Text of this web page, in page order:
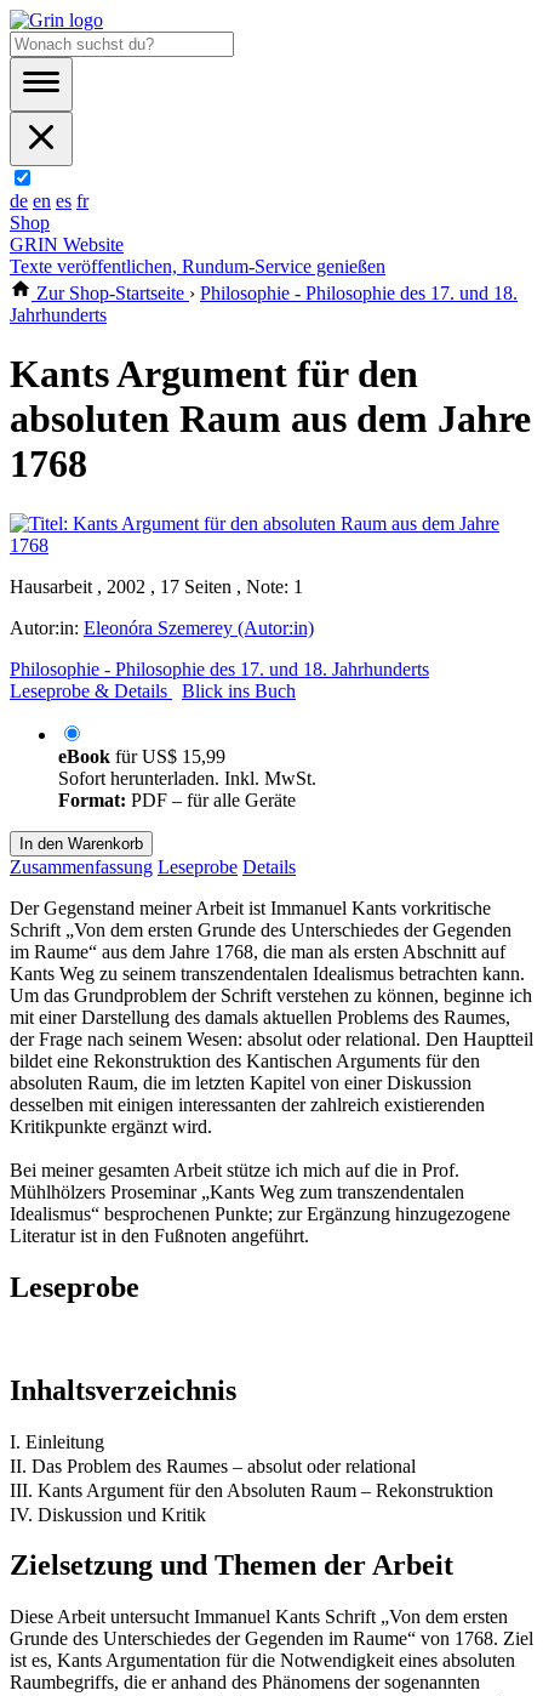
de en es fr
Shop
GRIN Website
Texte veröffentlichen, Rundum-Service genießen
Zur Shop-Startseite › Philosophie - Philosophie des 17. und 18.
Jahrhunderts
Kants Argument für den
absoluten Raum aus dem Jahre
1768
Hausarbeit , 2002 , 17 Seiten , Note: 1
Autor:in: Eleonóra Szemerey (Autor:in)
Philosophie - Philosophie des 17. und 18. Jahrhunderts
Leseprobe & Details
Blick ins Buch
eBook fürUS$ 15,99
Sofort herunterladen. Inkl. MwSt.
Format: PDF – für alle Geräte
In den Warenkorb
Zusammenfassung Leseprobe Details
Der Gegenstand meiner Arbeit ist Immanuel Kants vorkritische
Schrift „Von dem ersten Grunde des Unterschiedes der Gegenden
im Raume“ aus dem Jahre 1768, die man als ersten Abschnitt auf
Kants Weg zu seinem transzendentalen Idealismus betrachten kann.
Um das Grundproblem der Schrift verstehen zu können, beginne ich
mit einer Darstellung des damals aktuellen Problems des Raumes,
der Frage nach seinem Wesen: absolut oder relational. Den Hauptteil
bildet eine Rekonstruktion des Kantischen Arguments für den
absoluten Raum, die im letzten Kapitel von einer Diskussion
desselben mit einigen interessanten der zahlreich existierenden
Kritikpunkte ergänzt wird.
Bei meiner gesamten Arbeit stütze ich mich auf die in Prof.
Mühlhölzers Proseminar „Kants Weg zum transzendentalen
Idealismus“ besprochenen Punkte; zur Ergänzung hinzugezogene
Literatur ist in den Fußnoten angeführt.
Leseprobe
Inhaltsverzeichnis
I. Einleitung
II. Das Problem des Raumes – absolut oder relational
III. Kants Argument für den Absoluten Raum – Rekonstruktion
IV. Diskussion und Kritik
Zielsetzung und Themen der Arbeit
Diese Arbeit untersucht Immanuel Kants Schrift „Von dem ersten
Grunde des Unterschiedes der Gegenden im Raume“ von 1768. Ziel
ist es, Kants Argumentation für die Notwendigkeit eines absoluten
Raumbegriffs, die er anhand des Phänomens der sogenannten